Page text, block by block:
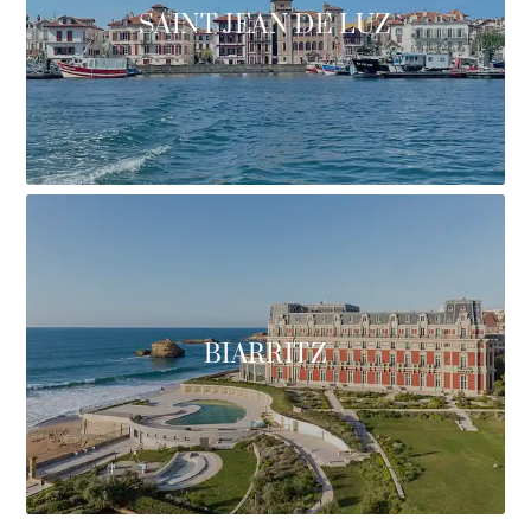
SAINT JEAN DE LUZ
BIARRITZ